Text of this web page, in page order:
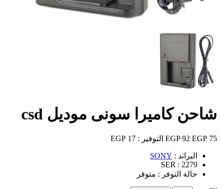
شاحن كاميرا سونى موديل csd
75 EGP
92 EGP التوفير : 17 EGP
البراند : SONY
SER : 2279
حالة التوفر : متوفر